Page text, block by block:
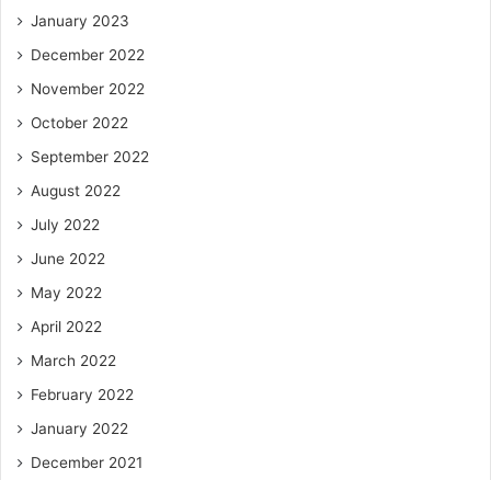
January 2023
December 2022
November 2022
October 2022
September 2022
August 2022
July 2022
June 2022
May 2022
April 2022
March 2022
February 2022
January 2022
December 2021